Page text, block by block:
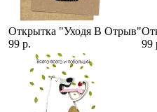
Открытка "Уходя В Отрыв"
99 р.
99